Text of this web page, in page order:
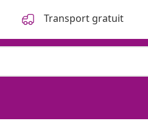
Transport gratuit